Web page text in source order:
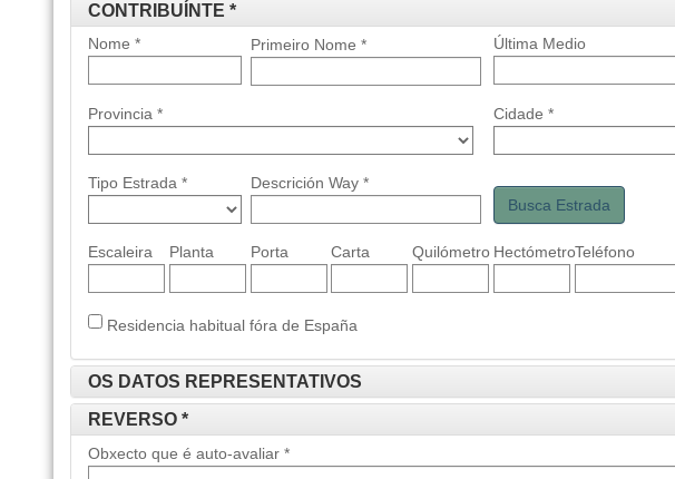
CONTRIBUÍNTE *
Nome * Primeiro Nome * Última Medio
Provincia * Cidade *
Tipo Estrada * Descrición Way *
Escaleira Planta Porta Carta Quilómetro HectómetroTeléfono
Residencia habitual fóra de España
OS DATOS REPRESENTATIVOS
REVERSO *
Obxecto que é auto-avaliar *